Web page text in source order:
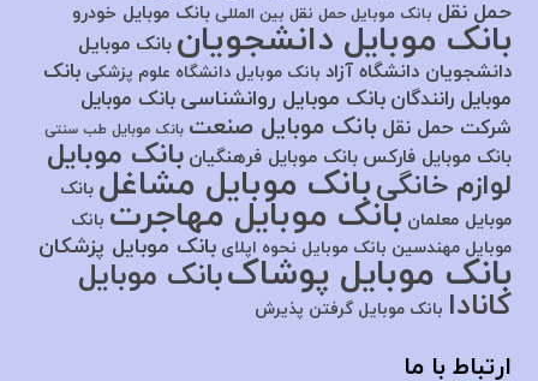
حمل نقل بانک موبایل حمل نقل بین المللی بانک موبایل خودرو
بانک موبایل دانشجویان بانک موبایل
دانشجویان دانشگاه آزاد بانک موبایل دانشگاه علوم پزشکی بانک
موبایل رانندگان بانک موبایل روانشناسی بانک موبایل
شرکت حمل نقل بانک موبایل صنعت بانک موبایل طب سنتی
بانک موبایل فارکس بانک موبایل فرهنگیان بانک موبایل
لوازم خانگیبانک موبایل مشاغلبانک
موبایل معلمان بانک موبایل مهاجرت بانک
موبایل مهندسین بانک موبایل نحوه اپلای بانک موبایل پزشکان
بانک موبایل پوشاکبانک موبایل
کانادا بانک موبایل گرفتن پذیرش
ارتباط با ما